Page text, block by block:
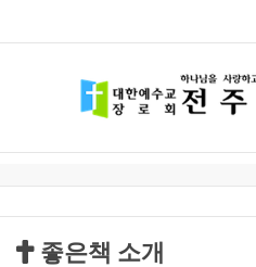
좋은책 소개